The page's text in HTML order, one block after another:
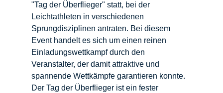
"Tag der Überflieger" statt, bei der
Leichtathleten in verschiedenen
Sprungdisziplinen antraten. Bei diesem
Event handelt es sich um einen reinen
Einladungswettkampf durch den
Veranstalter, der damit attraktive und
spannende Wettkämpfe garantieren konnte.
Der Tag der Überflieger ist ein fester